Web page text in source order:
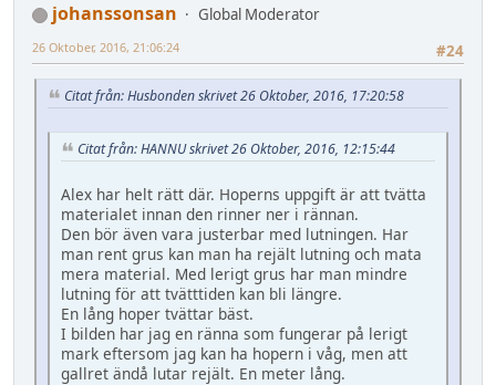
johanssonsan
Global Moderator
#24
26 Oktober, 2016, 21:06:24
Citat från: Husbonden skrivet 26 Oktober, 2016, 17:20:58
Citat från: HANNU skrivet 26 Oktober, 2016, 12:15:44
Alex har helt rätt där. Hoperns uppgift är att tvätta
materialet innan den rinner ner i rännan.
Den bör även vara justerbar med lutningen. Har
man rent grus kan man ha rejält lutning och mata
mera material. Med lerigt grus har man mindre
lutning för att tvätttiden kan bli längre.
En lång hoper tvättar bäst.
I bilden har jag en ränna som fungerar på lerigt
mark eftersom jag kan ha hopern i våg, men att
gallret ändå lutar rejält. En meter lång.